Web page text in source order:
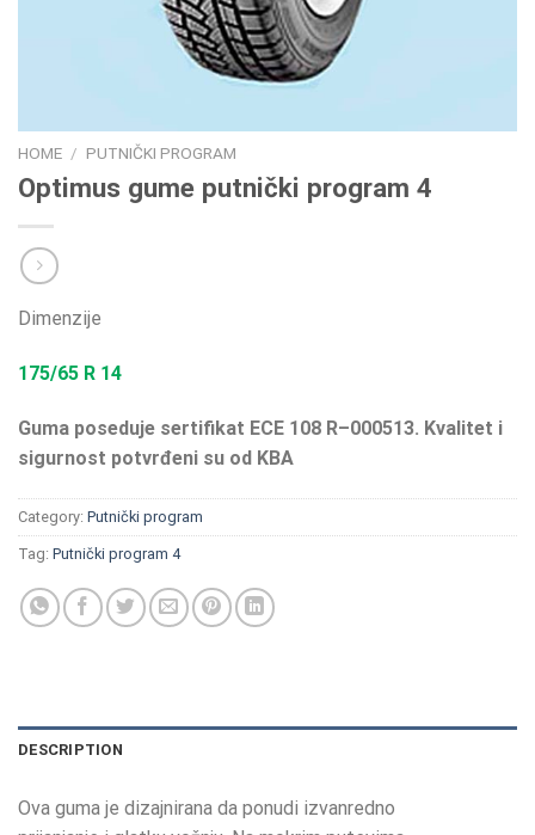
HOME / PUTNIČKI PROGRAM
Optimus gume putnički program 4
Dimenzije
175/65 R 14
Guma poseduje sertifikat ECE 108 R–000513. Kvalitet i
sigurnost potvrđeni su od KBA
Category: Putnički program
Tag: Putnički program 4
DESCRIPTION
Ova guma je dizajnirana da ponudi izvanredno